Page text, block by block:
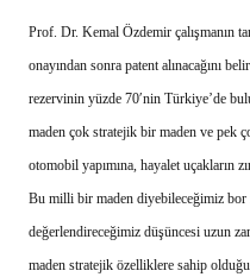
Prof. Dr. Kemal Özdemir çalışmanın
onayından sonra patent alınacağını
rezervinin yüzde 70′nin Türkiye’de
maden çok stratejik bir maden ve pek
otomobil yapımına, hayalet uçakların
Bu milli bir maden diyebileceğimiz bor
değerlendireceğimiz düşüncesi uzun
maden stratejik özelliklere sahip